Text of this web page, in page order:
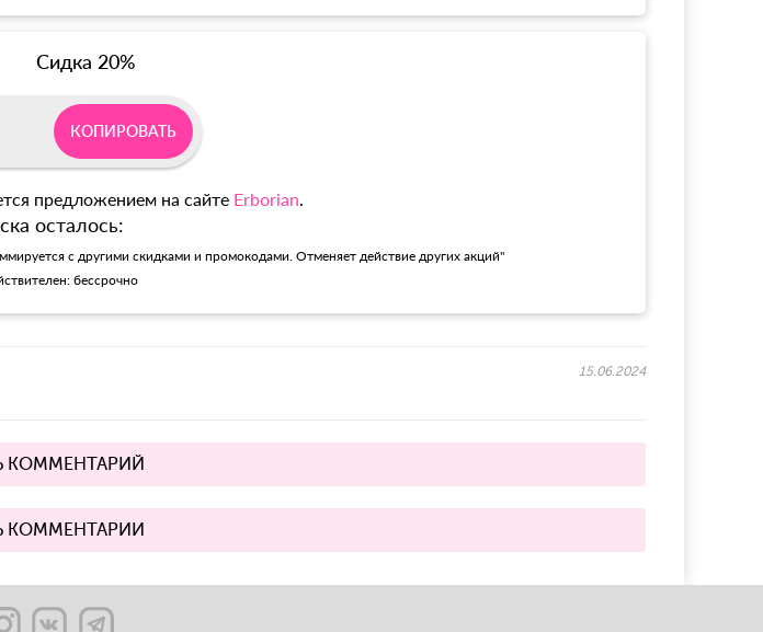
Сидка 20%
КОПИРОВАТЬ
предложением на сайте Erborian.
осталось:
с другими скидками и промокодами. Отменяет действие других акций"
бессрочно
15.06.2024
КОММЕНТАРИЙ
КОММЕНТАРИИ